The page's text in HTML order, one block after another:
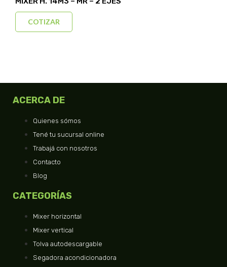
COTIZAR
ACERCA DE
Quienes sómos
Tené tu sucursal online
Trabajá con nosotros
Contacto
Blog
CATEGORÍAS
Mixer horizontal
Mixer vertical
Tolva autodescargable
Segadora acondicionadora